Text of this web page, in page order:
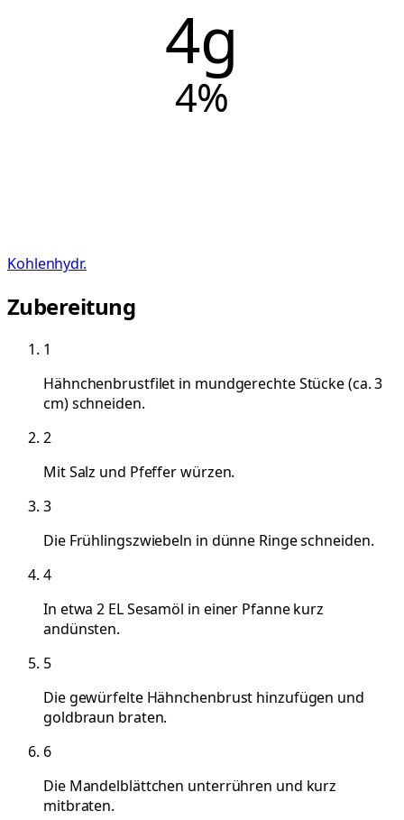
4g
4%
Kohlenhydr.
Zubereitung
1
Hähnchenbrustfilet in mundgerechte Stücke (ca. 3
cm) schneiden.
2
Mit Salz und Pfeffer würzen.
3
Die Frühlingszwiebeln in dünne Ringe schneiden.
4
In etwa 2 EL Sesamöl in einer Pfanne kurz
andünsten.
5
Die gewürfelte Hähnchenbrust hinzufügen und
goldbraun braten.
6
Die Mandelblättchen unterrühren und kurz
mitbraten.